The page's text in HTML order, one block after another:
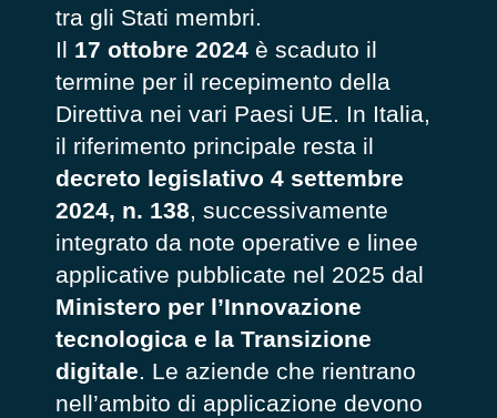
tra gli Stati membri.
Il 17 ottobre 2024è scaduto il
termine per il recepimento della
Direttiva nei vari Paesi UE. In Italia,
il riferimento principale resta il
decreto legislativo 4 settembre
2024, n. 138, successivamente
integrato da note operative e linee
applicative pubblicate nel 2025 dal
Ministero per l’Innovazione
tecnologica e la Transizione
digitale. Le aziende che rientrano
nell’ambito di applicazione devono